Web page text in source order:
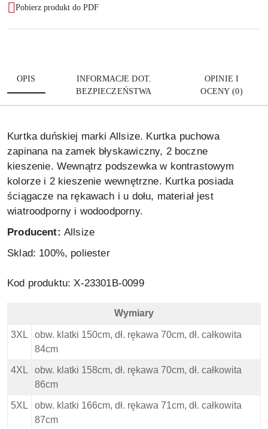
Pobierz produkt do PDF
OPIS
INFORMACJE DOT.
BEZPIECZEŃSTWA
OPINIE I
OCENY (0)
Kurtka duńskiej marki Allsize. Kurtka puchowa
zapinana na zamek błyskawiczny, 2 boczne
kieszenie. Wewnątrz podszewka w kontrastowym
kolorze i 2 kieszenie wewnętrzne. Kurtka posiada
ściągacze na rękawach i u dołu, materiał jest
wiatroodporny i wodoodporny.
Producent: Allsize
Sklad: 100%, poliester
Kod produktu: X-23301B-0099
North 56Denim Duża Kurtka - Black - Wymiary
Wymiary
3XL
obw. klatki 150cm, dł. rękawa 70cm, dł. całkowita
84cm
4XL
obw. klatki 158cm, dł. rękawa 70cm, dł. całkowita
86cm
5XL
obw. klatki 166cm, dł. rękawa 71cm, dł. całkowita
87cm